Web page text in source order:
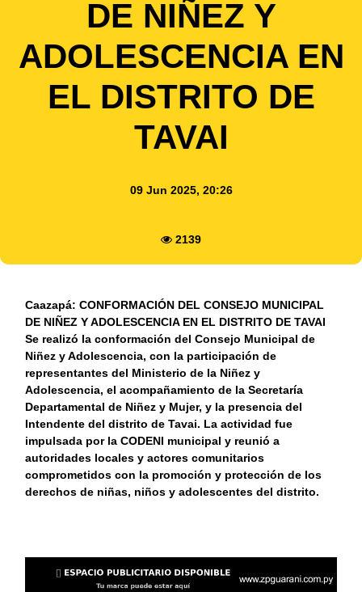
DE NIÑEZ Y
ADOLESCENCIA EN
EL DISTRITO DE
TAVAI
09 Jun 2025, 20:26
2139
Caazapá: CONFORMACIÓN DEL CONSEJO MUNICIPAL
DE NIÑEZ Y ADOLESCENCIA EN EL DISTRITO DE TAVAI
Se realizó la conformación del Consejo Municipal de
Niñez y Adolescencia, con la participación de
representantes del Ministerio de la Niñez y
Adolescencia, el acompañamiento de la Secretaría
Departamental de Niñez y Mujer, y la presencia del
Intendente del distrito de Tavai. La actividad fue
impulsada por la CODENI municipal y reunió a
autoridades locales y actores comunitarios
comprometidos con la promoción y protección de los
derechos de niñas, niños y adolescentes del distrito.